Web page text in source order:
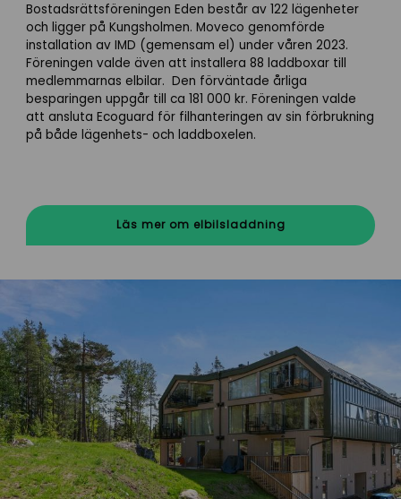
Bostadsrättsföreningen Eden består av 122 lägenheter
och ligger på Kungsholmen. Moveco genomförde
installation av IMD (gemensam el) under våren 2023.
Föreningen valde även att installera 88 laddboxar till
medlemmarnas elbilar. Den förväntade årliga
besparingen uppgår till ca 181 000 kr. Föreningen valde
att ansluta Ecoguard för filhanteringen av sin förbrukning
på både lägenhets- och laddboxelen.
Läs mer om elbilsladdning